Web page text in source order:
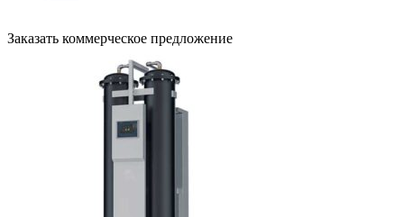
Заказать коммерческое предложение